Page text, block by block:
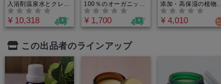
入浴剤温泉水とクレイ
パウダーの贅沢お風呂
セット】元自衛隊員が
全財産33年を賭けて完
解水｜疲労困憊の夜
も、20分浸かるだけで
翌朝が驚くほど軽くな
る、知る人ぞ知る秘伝
の入浴法
¥ 10,318
100％のオーガニック
フェイスパック｜くす
み・ざらつきを5分で
リセット。界面活性剤
もも安心。毛穴汚れを
強力吸着しワントーン
極の全身ケア
¥ 1,700
添加・高保湿の植物
ムスク｜乾燥肌や敏
肌に。べたつかず潤
「全身用乳液」
¥ 4,010
この出品者のラインアップ